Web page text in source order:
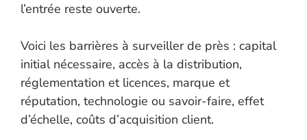
l’entrée reste ouverte.
Voici les barrières à surveiller de près : capital
initial nécessaire, accès à la distribution,
réglementation et licences, marque et
réputation, technologie ou savoir-faire, effet
d’échelle, coûts d’acquisition client.